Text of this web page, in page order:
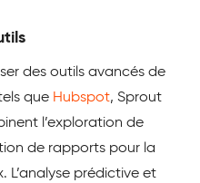
des outils avancés de
que Hubspot, Sprout
l’exploration de
de rapports pour la
L’analyse prédictive et